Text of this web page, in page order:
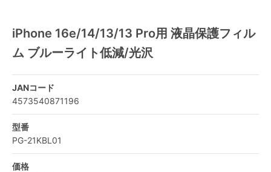
iPhone 16e/14/13/13 Pro用 液晶保護フィル
ム ブルーライト低減/光沢
JANコード
4573540871196
型番
PG-21KBL01
価格